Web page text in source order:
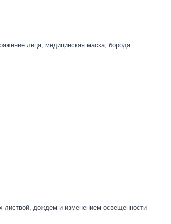
лица, медицинская маска, борода
листвой, дождем и изменением освещенности